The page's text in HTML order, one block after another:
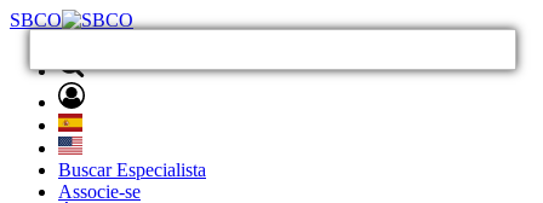
SBCO
Buscar Especialista
Associe-se